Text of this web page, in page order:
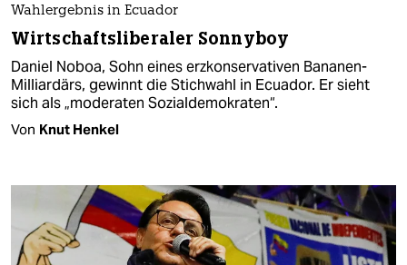
Wahlergebnis in Ecuador
Wirtschaftsliberaler Sonnyboy
Daniel Noboa, Sohn eines erzkonservativen Bananen-
Milliardärs, gewinnt die Stichwahl in Ecuador. Er sieht
sich als „moderaten Sozialdemokraten“.
Von Knut Henkel